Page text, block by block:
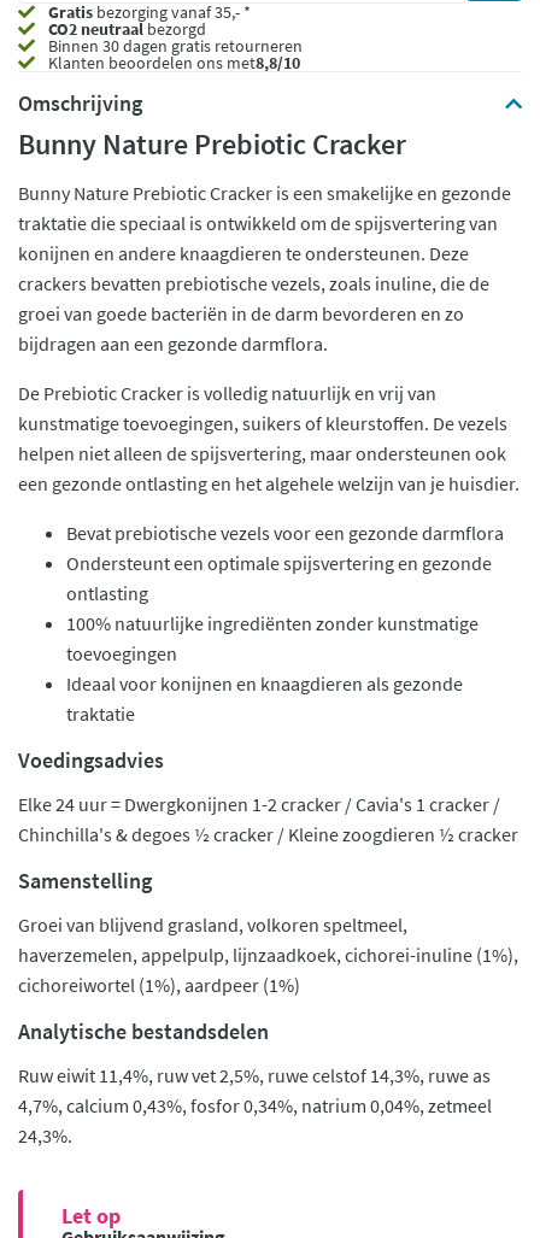
Gratis bezorging vanaf 35,- *
CO2 neutraalbezorgd
Binnen 30 dagen gratis retourneren
Klanten beoordelen ons met8,8/10
Omschrijving
Bunny Nature Prebiotic Cracker
Bunny Nature Prebiotic Cracker is een smakelijke en gezonde
traktatie die speciaal is ontwikkeld om de spijsvertering van
konijnen en andere knaagdieren te ondersteunen. Deze
crackers bevatten prebiotische vezels, zoals inuline, die de
groei van goede bacteriën in de darm bevorderen en zo
bijdragen aan een gezonde darmflora.
De Prebiotic Cracker is volledig natuurlijk en vrij van
kunstmatige toevoegingen, suikers of kleurstoffen. De vezels
helpen niet alleen de spijsvertering, maar ondersteunen ook
een gezonde ontlasting en het algehele welzijn van je huisdier.
Bevat prebiotische vezels voor een gezonde darmflora
Ondersteunt een optimale spijsvertering en gezonde
ontlasting
100% natuurlijke ingrediënten zonder kunstmatige
toevoegingen
Ideaal voor konijnen en knaagdieren als gezonde
traktatie
Voedingsadvies
Elke 24 uur = Dwergkonijnen 1-2 cracker / Cavia's 1 cracker /
Chinchilla's & degoes ½ cracker / Kleine zoogdieren ½ cracker
Samenstelling
Groei van blijvend grasland, volkoren speltmeel,
haverzemelen, appelpulp, lijnzaadkoek, cichorei-inuline (1%),
cichoreiwortel (1%), aardpeer (1%)
Analytische bestandsdelen
Ruw eiwit 11,4%, ruw vet 2,5%, ruwe celstof 14,3%, ruwe as
4,7%, calcium 0,43%, fosfor 0,34%, natrium 0,04%, zetmeel
24,3%.
Let op